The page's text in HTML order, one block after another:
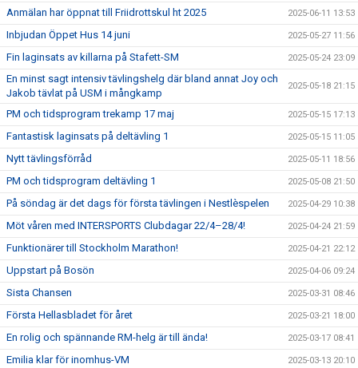
Anmälan har öppnat till Friidrottskul ht 2025 2025-06-11 13:53
Inbjudan Öppet Hus 14 juni 2025-05-27 11:56
Fin laginsats av killarna på Stafett-SM 2025-05-24 23:09
En minst sagt intensiv tävlingshelg där bland annat Joy och
Jakob tävlat på USM i mångkamp
2025-05-18 21:15
PM och tidsprogram trekamp 17 maj 2025-05-15 17:13
Fantastisk laginsats på deltävling 1 2025-05-15 11:05
Nytt tävlingsförråd 2025-05-11 18:56
PM och tidsprogram deltävling 1 2025-05-08 21:50
På söndag är det dags för första tävlingen i Nestlèspelen 2025-04-29 10:38
Möt våren med INTERSPORTS Clubdagar 22/4–28/4! 2025-04-24 21:59
Funktionärer till Stockholm Marathon! 2025-04-21 22:12
Uppstart på Bosön 2025-04-06 09:24
Sista Chansen 2025-03-31 08:46
Första Hellasbladet för året 2025-03-21 18:00
En rolig och spännande RM-helg är till ända! 2025-03-17 08:41
Emilia klar för inomhus-VM 2025-03-13 20:10